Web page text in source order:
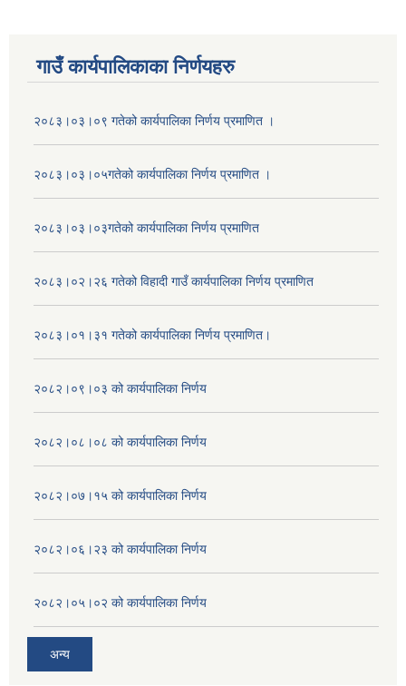
गाउँ कार्यपालिकाका निर्णयहरु
२०८३।०३।०९ गतेको कार्यपालिका निर्णय प्रमाणित ।
२०८३।०३।०५गतेको कार्यपालिका निर्णय प्रमाणित ।
२०८३।०३।०३गतेको कार्यपालिका निर्णय प्रमाणित
२०८३।०२।२६ गतेको विहादी गाउँ कार्यपालिका निर्णय प्रमाणित
२०८३।०१।३१ गतेको कार्यपालिका निर्णय प्रमाणित।
२०८२।०९।०३ को कार्यपालिका निर्णय
२०८२।०८।०८ को कार्यपालिका निर्णय
२०८२।०७।१५ को कार्यपालिका निर्णय
२०८२।०६।२३ को कार्यपालिका निर्णय
२०८२।०५।०२ को कार्यपालिका निर्णय
अन्य